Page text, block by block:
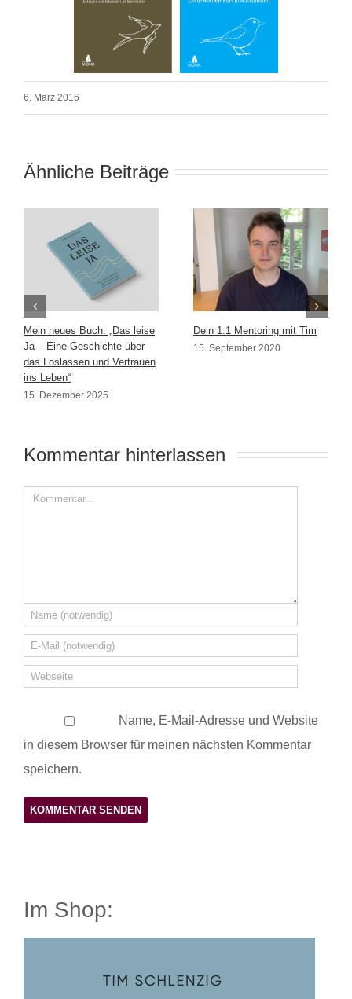
6. März 2016
Ähnliche Beiträge
Mein neues Buch: „Das leise
Ja – Eine Geschichte über
das Loslassen und Vertrauen
ins Leben“
15. Dezember 2025
Dein 1:1 Mentoring mit Tim
15. September 2020
Kommentar hinterlassen
Name, E-Mail-Adresse und Website
in diesem Browser für meinen nächsten Kommentar
speichern.
Im Shop: